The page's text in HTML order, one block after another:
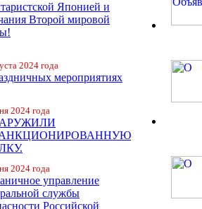
Японией и
Второй мировой
2024 года
мероприятиях
2024 года
2024 года
управление
службы
Российской